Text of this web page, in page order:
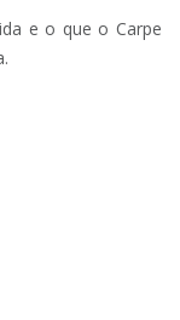
e o que o Carpe